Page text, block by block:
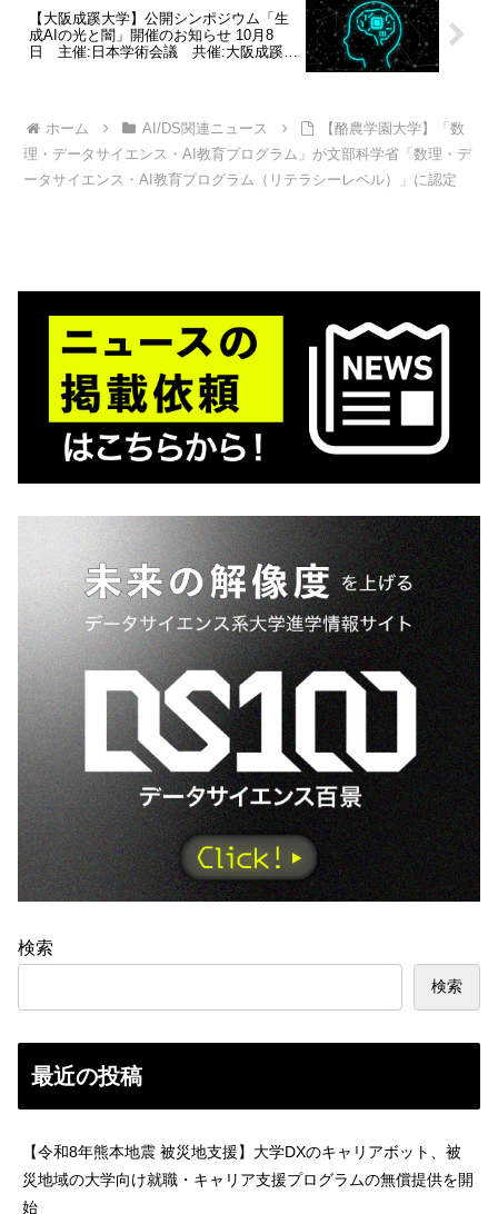
【大阪成蹊大学】公開シンポジウム「生
成AIの光と闇」開催のお知らせ 10月8
日 主催:日本学術会議 共催:大阪成蹊大
ホーム AI/DS関連ニュース
【酪農学園大学】「数
理・データサイエンス・AI教育プログラム」が文部科学省「数理・デ
ータサイエンス・AI教育プログラム（リテラシーレベル）」に認定
検索
検索
最近の投稿
【令和8年熊本地震 被災地支援】大学DXのキャリアボット、被
災地域の大学向け就職・キャリア支援プログラムの無償提供を開
始